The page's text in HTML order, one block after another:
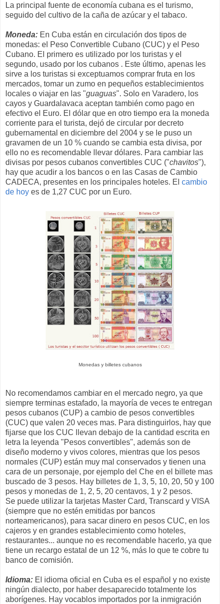
La principal fuente de economía cubana es el turismo,
seguido del cultivo de la caña de azúcar y el tabaco.
Moneda: En Cuba están en circulación dos tipos de
monedas: el Peso Convertible Cubano (CUC) y el Peso
Cubano. El primero es utilizado por los turistas y el
segundo, usado por los cubanos . Este último, apenas les
sirve a los turistas si exceptuamos comprar fruta en los
mercados, tomar un zumo en pequeños establecimientos
locales o viajar en las "guaguas". Solo en Varadero, los
cayos y Guardalavaca aceptan también como pago en
efectivo el Euro. El dólar que en otro tiempo era la moneda
corriente para el turista, dejó de circular por decreto
gubernamental en diciembre del 2004 y se le puso un
gravamen de un 10 % cuando se cambia esta divisa, por
ello no es recomendable llevar dólares. Para cambiar las
divisas por pesos cubanos convertibles CUC ("chavitos"),
hay que acudir a los bancos o en las Casas de Cambio
CADECA, presentes en los principales hoteles. El cambio
de hoy es de 1,27 CUC por un Euro.
Monedas y billetes cubanos
No recomendamos cambiar en el mercado negro, ya que
siempre terminas estafado, la mayoría de veces te entregan
pesos cubanos (CUP) a cambio de pesos convertibles
(CUC) que valen 20 veces mas. Para distinguirlos, hay que
fijarse que los CUC llevan debajo de la cantidad escrita en
letra la leyenda "Pesos convertibles", además son de
diseño moderno y vivos colores, mientras que los pesos
normales (CUP) están muy mal conservados y tienen una
cara de un personaje, por ejemplo del Che en el billete mas
buscado de 3 pesos. Hay billetes de 1, 3, 5, 10, 20, 50 y 100
pesos y monedas de 1, 2, 5, 20 centavos, 1 y 2 pesos.
Se puede utilizar la tarjetas Master Card, Transcard y VISA
(siempre que no estén emitidas por bancos
norteamericanos), para sacar dinero en pesos CUC, en los
cajeros y en grandes establecimiento como hoteles,
restaurantes... aunque no es recomendable hacerlo, ya que
tiene un recargo estatal de un 12 %, más lo que te cobre tu
banco de comisión.
Idioma: El idioma oficial en Cuba es el español y no existe
ningún dialecto, por haber desaparecido totalmente los
aborígenes. Hay vocablos importados por la inmigración